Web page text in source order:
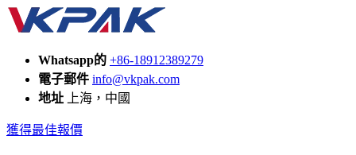
Whatsapp的 +86-18912389279
電子郵件 info@vkpak.com
地址 上海，中國
獲得最佳報價